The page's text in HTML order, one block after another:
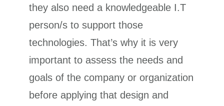
they also need a knowledgeable I.T
person/s to support those
technologies. That’s why it is very
important to assess the needs and
goals of the company or organization
before applying that design and